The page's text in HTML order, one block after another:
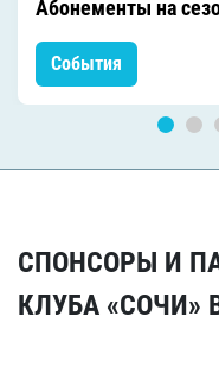
Абонементы на
События
СПОНСОРЫ И
КЛУБА «СОЧИ»